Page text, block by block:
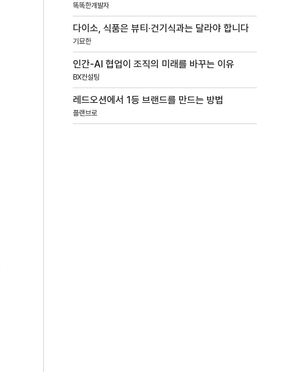
똑똑한개발자
다이소, 식품은 뷰티·건기식과는 달라야 합니다
기묘한
인간-AI 협업이 조직의 미래를 바꾸는 이유
BX컨설팅
레드오션에서 1등 브랜드를 만드는 방법
플랜브로